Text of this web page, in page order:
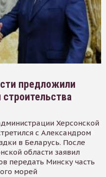
предложили
Херсонской
с Александром
в Беларусь. После
области заявил
передать Минску часть
морей